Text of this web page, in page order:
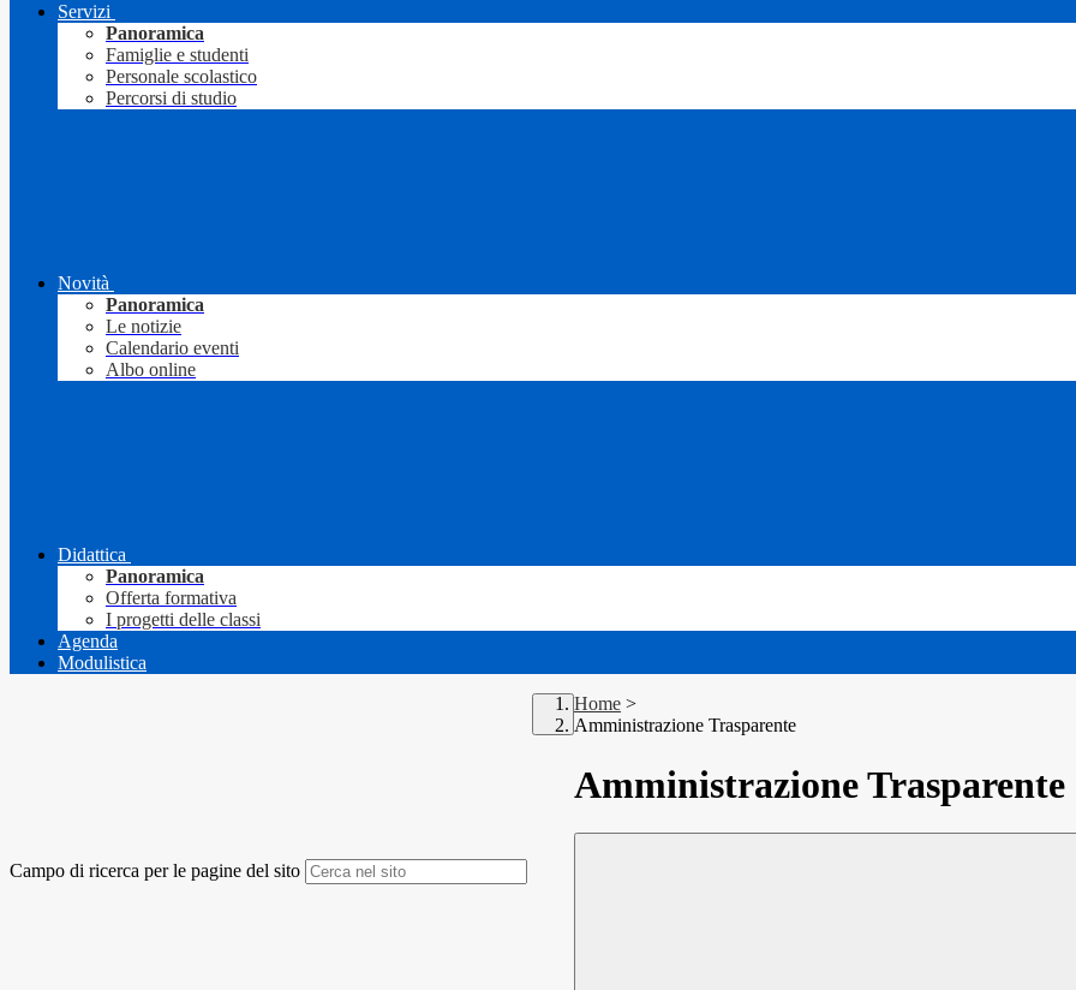
Servizi
Panoramica
Famiglie e studenti
Personale scolastico
Percorsi di studio
Novità
Panoramica
Le notizie
Calendario eventi
Albo online
Didattica
Panoramica
Offerta formativa
I progetti delle classi
Agenda
Modulistica
Campo di ricerca per le pagine del sito
Home >
Amministrazione Trasparente
Amministrazione Trasparente